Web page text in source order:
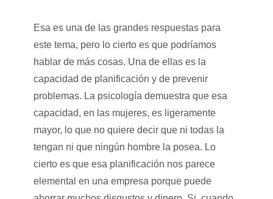
Esa es una de las grandes respuestas para
este tema, pero lo cierto es que podríamos
hablar de más cosas. Una de ellas es la
capacidad de planificación y de prevenir
problemas. La psicología demuestra que esa
capacidad, en las mujeres, es ligeramente
mayor, lo que no quiere decir que ni todas la
tengan ni que ningún hombre la posea. Lo
cierto es que esa planificación nos parece
elemental en una empresa porque puede